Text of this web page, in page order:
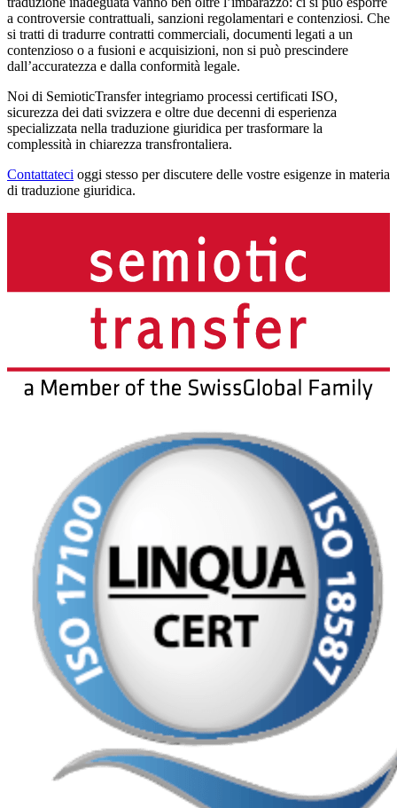
a controversie contrattuali, sanzioni regolamentari e contenziosi. Che
si tratti di tradurre contratti commerciali, documenti legati a un
contenzioso o a fusioni e acquisizioni, non si può prescindere
dall’accuratezza e dalla conformità legale.
Noi di SemioticTransfer integriamo processi certificati ISO,
sicurezza dei dati svizzera e oltre due decenni di esperienza
specializzata nella traduzione giuridica per trasformare la
complessità in chiarezza transfrontaliera.
Contattateci oggi stesso per discutere delle vostre esigenze in materia
di traduzione giuridica.